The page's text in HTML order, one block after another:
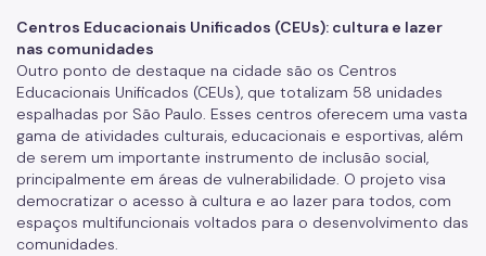
Centros Educacionais Unificados (CEUs): cultura e lazer
nas comunidades
Outro ponto de destaque na cidade são os Centros
Educacionais Unificados (CEUs), que totalizam 58 unidades
espalhadas por São Paulo. Esses centros oferecem uma vasta
gama de atividades culturais, educacionais e esportivas, além
de serem um importante instrumento de inclusão social,
principalmente em áreas de vulnerabilidade. O projeto visa
democratizar o acesso à cultura e ao lazer para todos, com
espaços multifuncionais voltados para o desenvolvimento das
comunidades.